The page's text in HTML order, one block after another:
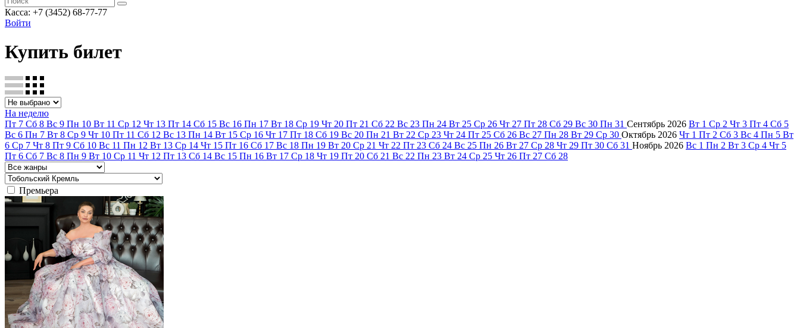
Касса: +7 (3452) 68-77-77
Войти
Купить билет
На неделю
Пт 7 Сб 8 Вс 9 Пн 10 Вт 11 Ср 12 Чт 13 Пт 14 Сб 15 Вс 16 Пн 17 Вт 18 Ср 19 Чт 20 Пт 21 Сб 22 Вс 23 Пн 24 Вт 25 Ср 26 Чт 27 Пт 28 Сб 29 Вс 30 Пн 31 Сентябрь 2026 Вт 1 Ср 2 Чт 3 Пт 4 Сб 5
Вс 6 Пн 7 Вт 8 Ср 9 Чт 10 Пт 11 Сб 12 Вс 13 Пн 14 Вт 15 Ср 16 Чт 17 Пт 18 Сб 19 Вс 20 Пн 21 Вт 22 Ср 23 Чт 24 Пт 25 Сб 26 Вс 27 Пн 28 Вт 29 Ср 30 Октябрь 2026 Чт 1 Пт 2 Сб 3 Вс 4 Пн 5 Вт
6 Ср 7 Чт 8 Пт 9 Сб 10 Вс 11 Пн 12 Вт 13 Ср 14 Чт 15 Пт 16 Сб 17 Вс 18 Пн 19 Вт 20 Ср 21 Чт 22 Пт 23 Сб 24 Вс 25 Пн 26 Вт 27 Ср 28 Чт 29 Пт 30 Сб 31 Ноябрь 2026 Вс 1 Пн 2 Вт 3 Ср 4 Чт 5
Пт 6 Сб 7 Вс 8 Пн 9 Вт 10 Ср 11 Чт 12 Пт 13 Сб 14 Вс 15 Пн 16 Вт 17 Ср 18 Чт 19 Пт 20 Сб 21 Вс 22 Пн 23 Вт 24 Ср 25 Чт 26 Пт 27 Сб 28
Премьера